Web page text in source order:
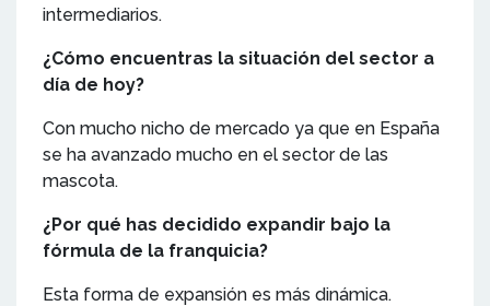
intermediarios.
¿Cómo encuentras la situación del sector a
día de hoy?
Con mucho nicho de mercado ya que en España
se ha avanzado mucho en el sector de las
mascota.
¿Por qué has decidido expandir bajo la
fórmula de la franquicia?
Esta forma de expansión es más dinámica.